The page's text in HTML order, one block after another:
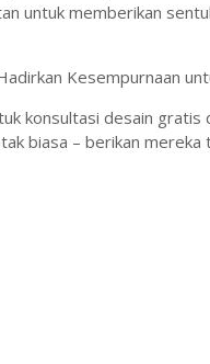
untuk memberikan
Kesempurnaan
konsultasi desain gratis
biasa – berikan